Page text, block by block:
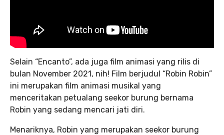
Selain “Encanto”, ada juga film animasi yang rilis di
bulan November 2021, nih! Film berjudul “Robin Robin”
ini merupakan film animasi musikal yang
menceritakan petualang seekor burung bernama
Robin yang sedang mencari jati diri.
Menariknya, Robin yang merupakan seekor burung